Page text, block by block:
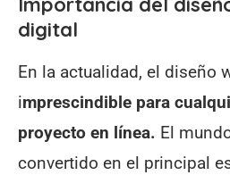
digital
En la actualidad, el diseño
imprescindible para
proyecto en línea. El
convertido en el principal